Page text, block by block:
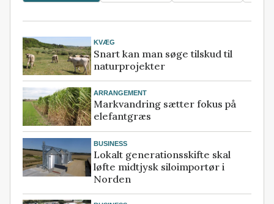
KVÆG
Snart kan man søge tilskud til
naturprojekter
ARRANGEMENT
Markvandring sætter fokus på
elefantgræs
BUSINESS
Lokalt generationsskifte skal
løfte midtjysk siloimportør i
Norden